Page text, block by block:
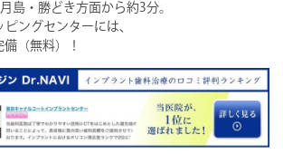
島・勝どき方面から約3分。
ングセンターには、
（無料）！